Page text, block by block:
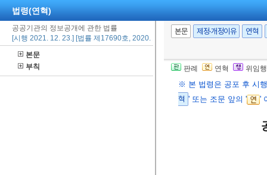
법령(연혁)
공공기관의 정보공개에 관한 법률
[시행 2021. 12. 23.] [법률 제17690호, 2020. 12. 22., 일부개정]
본문
부칙
본문 제정·개정이유 연혁
판례 연혁 위임
※ 본 법령은 공포 후 시
혁 ' 또는 조문 앞의 ' '